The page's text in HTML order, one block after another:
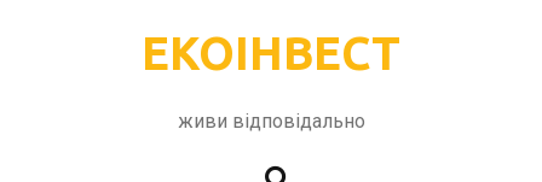
ЕКОІНВЕСТ
живи відповідально